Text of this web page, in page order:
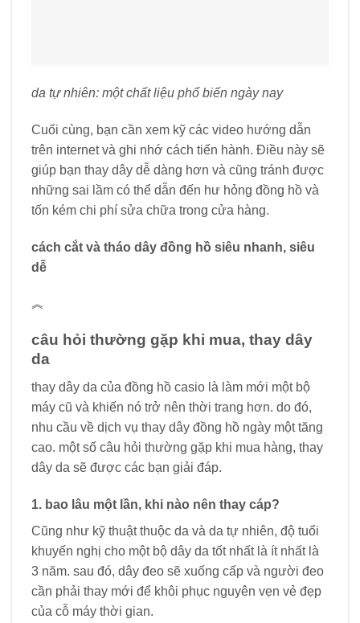
da tự nhiên: một chất liệu phổ biến ngày nay
Cuối cùng, bạn cần xem kỹ các video hướng dẫn
trên internet và ghi nhớ cách tiến hành. Điều này sẽ
giúp bạn thay dây dễ dàng hơn và cũng tránh được
những sai lầm có thể dẫn đến hư hỏng đồng hồ và
tốn kém chi phí sửa chữa trong cửa hàng.
cách cắt và tháo dây đồng hồ siêu nhanh, siêu
dễ
︽
câu hỏi thường gặp khi mua, thay dây
da
thay dây da của đồng hồ casio là làm mới một bộ
máy cũ và khiến nó trở nên thời trang hơn. do đó,
nhu cầu về dịch vụ thay dây đồng hồ ngày một tăng
cao. một số câu hỏi thường gặp khi mua hàng, thay
dây da sẽ được các bạn giải đáp.
1. bao lâu một lần, khi nào nên thay cáp?
Cũng như kỹ thuật thuộc da và da tự nhiên, độ tuổi
khuyến nghị cho một bộ dây da tốt nhất là ít nhất là
3 năm. sau đó, dây đeo sẽ xuống cấp và người đeo
cần phải thay mới để khôi phục nguyên vẹn vẻ đẹp
của cỗ máy thời gian.